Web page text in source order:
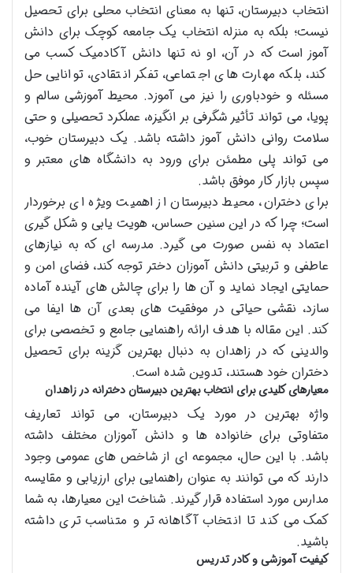
انتخاب دبیرستان، تنها به معنای انتخاب محلی برای تحصیل
نیست؛ بلکه به منزله انتخاب یک جامعه کوچک برای دانش
آموز است که در آن، او نه تنها دانش آکادمیک کسب می
کند، بلکه مهارت های اجتماعی، تفکر انتقادی، توانایی حل
مسئله و خودباوری را نیز می آموزد. محیط آموزشی سالم و
پویا، می تواند تأثیر شگرفی بر انگیزه، عملکرد تحصیلی و حتی
سلامت روانی دانش آموز داشته باشد. یک دبیرستان خوب،
می تواند پلی مطمئن برای ورود به دانشگاه های معتبر و
سپس بازار کار موفق باشد.
برای دختران، محیط دبیرستان از اهمیت ویژه ای برخوردار
است؛ چرا که در این سنین حساس، هویت یابی و شکل گیری
اعتماد به نفس صورت می گیرد. مدرسه ای که به نیازهای
عاطفی و تربیتی دانش آموزان دختر توجه کند، فضای امن و
حمایتی ایجاد نماید و آن ها را برای چالش های آینده آماده
سازد، نقشی حیاتی در موفقیت های بعدی آن ها ایفا می
کند. این مقاله با هدف ارائه راهنمایی جامع و تخصصی برای
والدینی که در زاهدان به دنبال بهترین گزینه برای تحصیل
دختران خود هستند، تدوین شده است.
معیارهای کلیدی برای انتخاب بهترین دبیرستان دخترانه در زاهدان
واژه بهترین در مورد یک دبیرستان، می تواند تعاریف
متفاوتی برای خانواده ها و دانش آموزان مختلف داشته
باشد. با این حال، مجموعه ای از شاخص های عمومی وجود
دارند که می توانند به عنوان راهنمایی برای ارزیابی و مقایسه
مدارس مورد استفاده قرار گیرند. شناخت این معیارها، به شما
کمک می کند تا انتخاب آگاهانه تر و متناسب تری داشته
باشید.
کیفیت آموزشی و کادر تدریس